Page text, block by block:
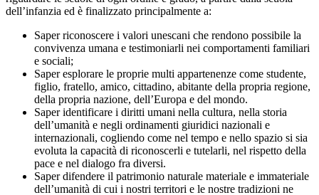
dell’infanzia ed è finalizzato principalmente a:
Saper riconoscere i valori unescani che rendono possibile la
convivenza umana e testimoniarli nei comportamenti familiari
e sociali;
Saper esplorare le proprie multi appartenenze come studente,
figlio, fratello, amico, cittadino, abitante della propria regione,
della propria nazione, dell’Europa e del mondo.
Saper identificare i diritti umani nella cultura, nella storia
dell’umanità e negli ordinamenti giuridici nazionali e
internazionali, cogliendo come nel tempo e nello spazio si sia
evoluta la capacità di riconoscerli e tutelarli, nel rispetto della
pace e nel dialogo fra diversi.
Saper difendere il patrimonio naturale materiale e immateriale
dell’umanità di cui i nostri territori e le nostre tradizioni ne